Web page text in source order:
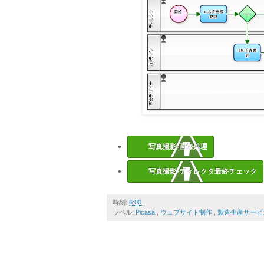
写真撮影-画像処理
写真撮影-ディレクタ最終チェック
時刻: 6:00
ラベル: Picasa ウェブサイト制作 製造生産サー